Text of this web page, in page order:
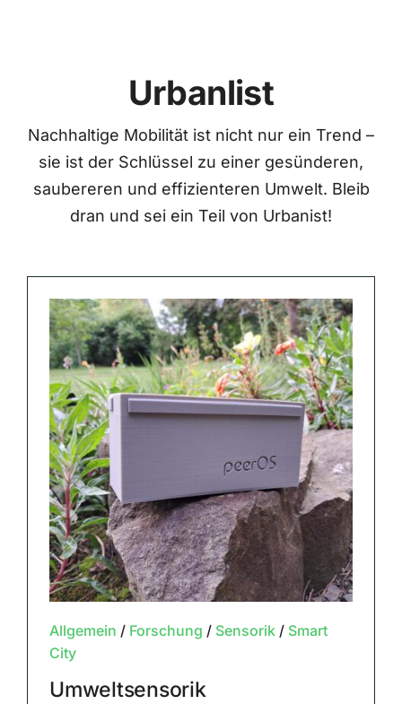
Urbanlist
Nachhaltige Mobilität ist nicht nur ein Trend –
sie ist der Schlüssel zu einer gesünderen,
saubereren und effizienteren Umwelt. Bleib
dran und sei ein Teil von Urbanist!
Allgemein / Forschung / Sensorik/ Smart
City
Umweltsensorik